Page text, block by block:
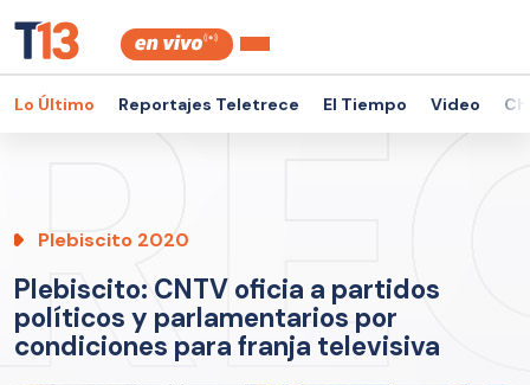
Lo Último Reportajes Teletrece El Tiempo Video
Plebiscito 2020
Plebiscito: CNTV oficia a partidos
políticos y parlamentarios por
condiciones para franja televisiva